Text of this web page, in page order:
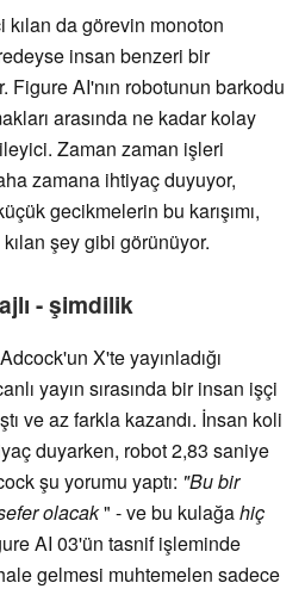
kılan da görevin monoton
insan benzeri bir
Figure AI'nın robotunun barkodu
arasında ne kadar kolay
Zaman zaman işleri
zamana ihtiyaç duyuyor,
gecikmelerin bu karışımı,
şey gibi görünüyor.
- şimdilik
X'te yayınladığı
yayın sırasında bir insan işçi
ve az farkla kazandı. İnsan koli
duyarken, robot 2,83 saniye
şu yorumu yaptı: "Bu bir
olacak" - ve bu kulağahiç
AI 03'ün tasnif işleminde
gelmesi muhtemelen sadece